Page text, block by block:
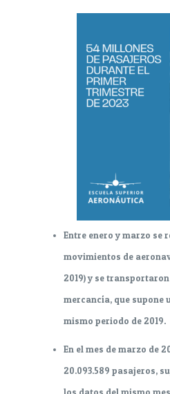
Entre enero y marzo se
movimientos de
2019) y se
mercancía, que supone
mismo periodo de 2019.
En el mes de marzo de
20.093.589 pasajeros,